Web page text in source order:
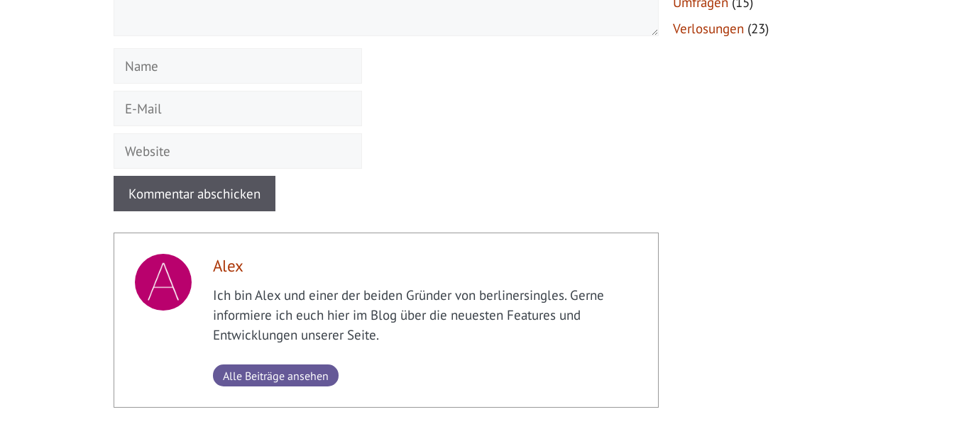
Name
Website
Alex
Ich bin Alex und einer der beiden Gründer von berlinersingles. Gerne
informiere ich euch hier im Blog über die neuesten Features und
Entwicklungen unserer Seite.
Alle Beiträge ansehen
Verlosungen (23)